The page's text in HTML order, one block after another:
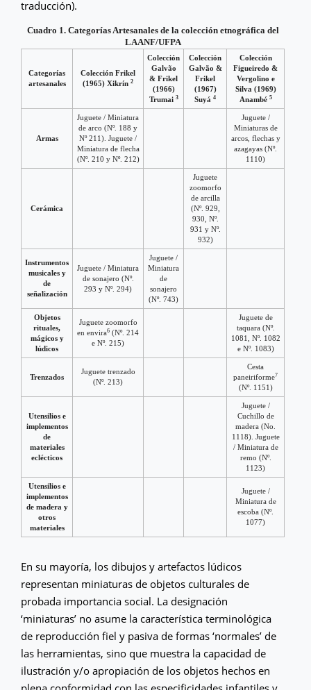
traducción).
Cuadro 1. Categorías Artesanales de la colección etnográfica del
LAANF/UFPA
Categorías
artesanales
Colección Frikel
(1965) Xikrín 2
Colección
Galvão
& Frikel
(1966)
Trumai 3
Colección
Galvão &
Frikel
(1967)
Suyá 4
Colección
Figueiredo &
Vergolino e
Silva (1969)
Anambé 5
Armas
Juguete / Miniatura
de arco (Nº. 188 y
Nº 211). Juguete /
Miniatura de flecha
(Nº. 210 y Nº. 212)
Juguete /
Miniaturas de
arcos, flechas y
azagayas (Nº.
1110)
Cerámica
Juguete
zoomorfo
de arcilla
(Nº. 929,
930, Nº.
931 y Nº.
932)
Instrumentos
musicales y
de
señalización
Juguete / Miniatura
de sonajero (Nº.
293 y Nº. 294)
Juguete /
Miniatura
de
sonajero
(Nº. 743)
Objetos
rituales,
mágicos y
lúdicos
Juguete zoomorfo
en envira6 (Nº. 214
e Nº. 215)
Juguete de
taquara (Nº.
1081, Nº. 1082
e Nº. 1083)
Trenzados
Juguete trenzado
(Nº. 213)
Cesta
paneiriforme7
(Nº. 1151)
Utensilios e
implementos
de
materiales
eclécticos
Juguete /
Cuchillo de
madera (No.
1118). Juguete
/ Miniatura de
remo (Nº.
1123)
Utensilios e
implementos
de madera y
otros
materiales
Juguete /
Miniatura de
escoba (Nº.
1077)
En su mayoría, los dibujos y artefactos lúdicos
representan miniaturas de objetos culturales de
probada importancia social. La designación
‘miniaturas’ no asume la característica terminológica
de reproducción fiel y pasiva de formas ‘normales’ de
las herramientas, sino que muestra la capacidad de
ilustración y/o apropiación de los objetos hechos en